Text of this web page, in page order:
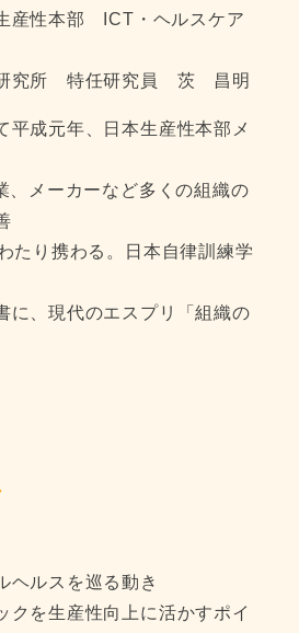
産性本部 ICT・ヘルスケア
研究所 特任研究員 茨 昌明
平成元年、日本生産性本部メ
、メーカーなど多くの組織の
たり携わる。日本自律訓練学
に、現代のエスプリ「組織の
ヘルスを巡る動き
クを生産性向上に活かすポイ